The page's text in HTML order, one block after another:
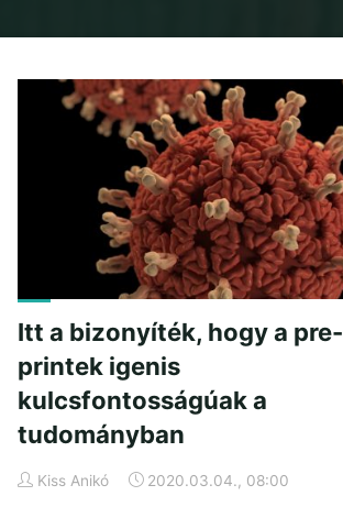
Itt a bizonyíték, hogy a pre-
printek igenis
kulcsfontosságúak a
tudományban
Kiss Anikó 2020.03.04., 08:00